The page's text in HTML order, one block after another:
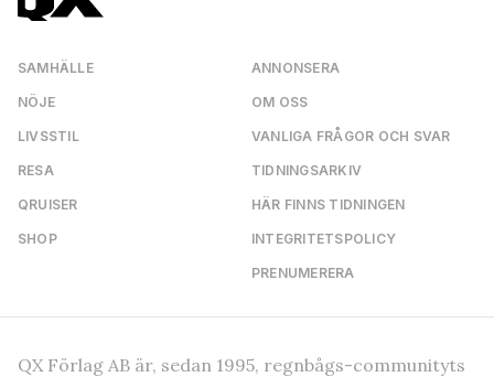
SAMHÄLLE
NÖJE
LIVSSTIL
RESA
QRUISER
SHOP
ANNONSERA
OM OSS
VANLIGA FRÅGOR OCH SVAR
TIDNINGSARKIV
HÄR FINNS TIDNINGEN
INTEGRITETSPOLICY
PRENUMERERA
QX Förlag AB är, sedan 1995, regnbågs-communityts